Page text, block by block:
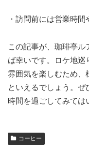
・訪問前には営業時
この記事が、珈琲亭
ば幸いです。ロケ地
雰囲気を楽しむため、
といえるでしょう。
時間を過ごしてみては
コーヒー